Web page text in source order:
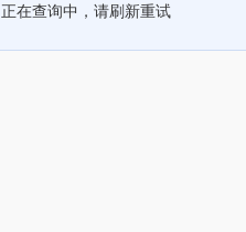
正在查询中，请刷新重试